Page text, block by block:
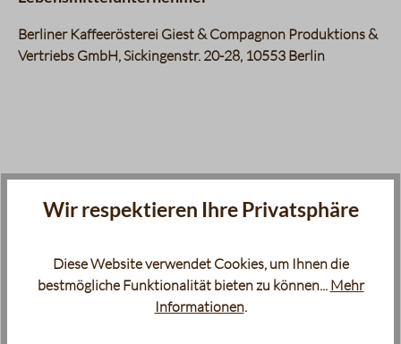
Berliner Kaffeerösterei Giest & Compagnon Produktions &
Vertriebs GmbH, Sickingenstr. 20-28, 10553 Berlin
Produktgalerie überspringen
Zubehör
Wir respektieren Ihre Privatsphäre
Diese Website verwendet Cookies, um Ihnen die
bestmögliche Funktionalität bieten zu können... Mehr
Informationen.